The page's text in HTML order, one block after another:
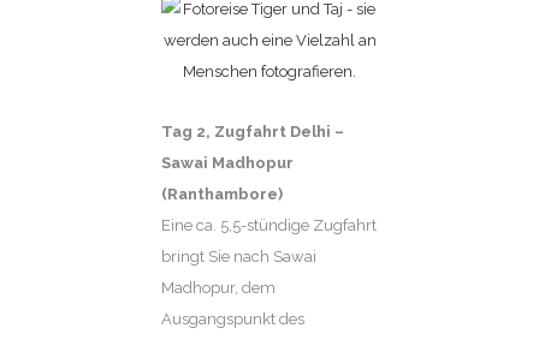
Tag 2, Zugfahrt Delhi –
Sawai Madhopur
(Ranthambore)
Eine ca. 5,5-stündige Zugfahrt
bringt Sie nach Sawai
Madhopur, dem
Ausgangspunkt des